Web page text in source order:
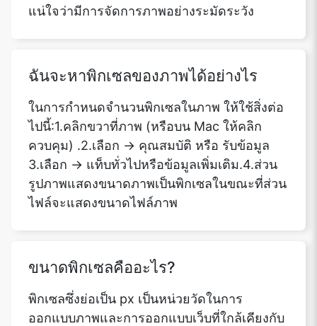
แน่ใจว่ามีการจัดการภาพอย่างระมัดระวัง
ฉันจะหาพิกเซลของภาพได้อย่างไร
ในการกำหนดจำนวนพิกเซลในภาพ ให้ใช้สิ่งต่อ
ไปนี้:1.คลิกขวาที่ภาพ (หรือบน Mac ให้คลิก
ควบคุม) .2.เลือก -> คุณสมบัติ หรือ รับข้อมูล
3.เลือก -> แท็บทั่วไปหรือข้อมูลเพิ่มเติม.4.ส่วน
รูปภาพแสดงขนาดภาพเป็นพิกเซลในขณะที่ส่วน
ไฟล์จะแสดงขนาดไฟล์ภาพ
ขนาดพิกเซลคืออะไร?
พิกเซลซึ่งย่อเป็น px เป็นหน่วยวัดในการ
ออกแบบภาพและการออกแบบเว็บที่ใกล้เคียงกับ